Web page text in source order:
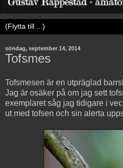
söndag, september 14, 2014
Tofsmes
Tofsmesen är en utpräglad
Jag är osäker på om jag sett
exemplaret såg jag tidigare i
ut med tofsen och sin alerta